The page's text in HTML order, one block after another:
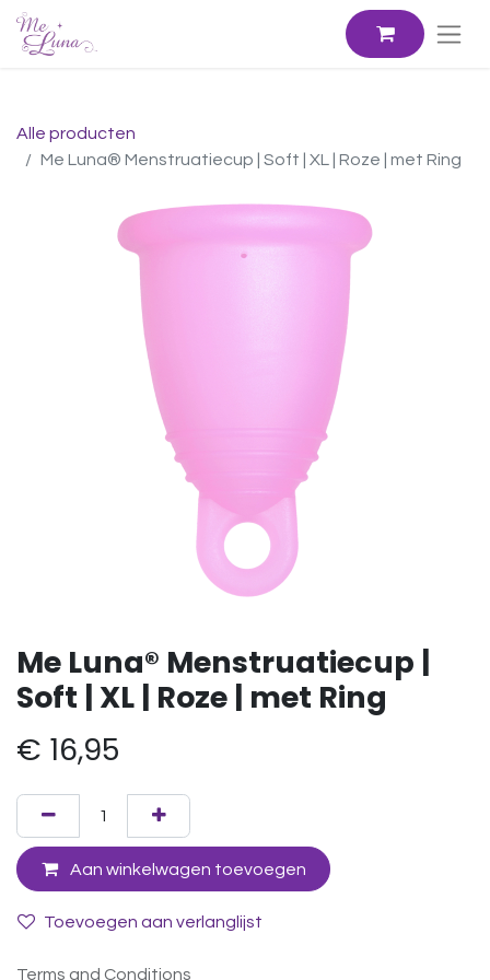
Alle producten
Me Luna® Menstruatiecup | Soft | XL | Roze | met Ring
Me Luna® Menstruatiecup |
Soft | XL | Roze | met Ring
€ 16,95
Aan winkelwagen toevoegen
Toevoegen aan verlanglijst
Terms and Conditions